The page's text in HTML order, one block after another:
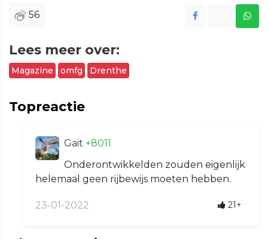
56
Lees meer over:
Magazine omfg Drenthe
Topreactie
Gait +8011
Onderontwikkelden zouden eigenlijk
helemaal geen rijbewijs moeten hebben.
23-01-2022 21+